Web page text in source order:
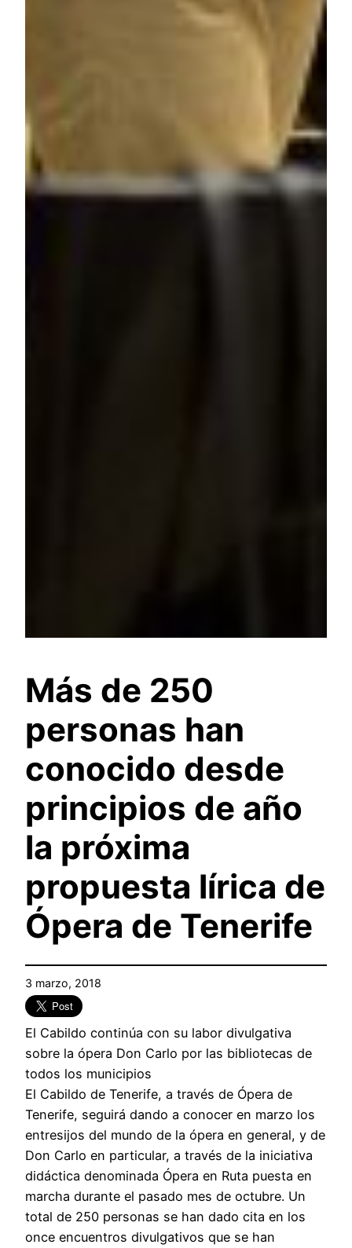
Más de 250
personas han
conocido desde
principios de año
la próxima
propuesta lírica de
Ópera de Tenerife
3 marzo, 2018
El Cabildo continúa con su labor divulgativa
sobre la ópera Don Carlo por las bibliotecas de
todos los municipios
El Cabildo de Tenerife, a través de Ópera de
Tenerife, seguirá dando a conocer en marzo los
entresijos del mundo de la ópera en general, y de
Don Carlo en particular, a través de la iniciativa
didáctica denominada Ópera en Ruta puesta en
marcha durante el pasado mes de octubre. Un
total de 250 personas se han dado cita en los
once encuentros divulgativos que se han